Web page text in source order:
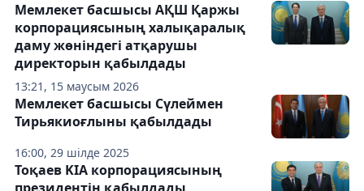
13:21, 15 маусым 2026
Мемлекет басшысы АҚШ Қаржы
корпорациясының халықаралық
даму жөніндегі атқарушы
директорын қабылдады
16:00, 29 шілде 2025
Мемлекет басшысы Сүлеймен
Тирьякиоғлыны қабылдады
Тоқаев KIA корпорациясының